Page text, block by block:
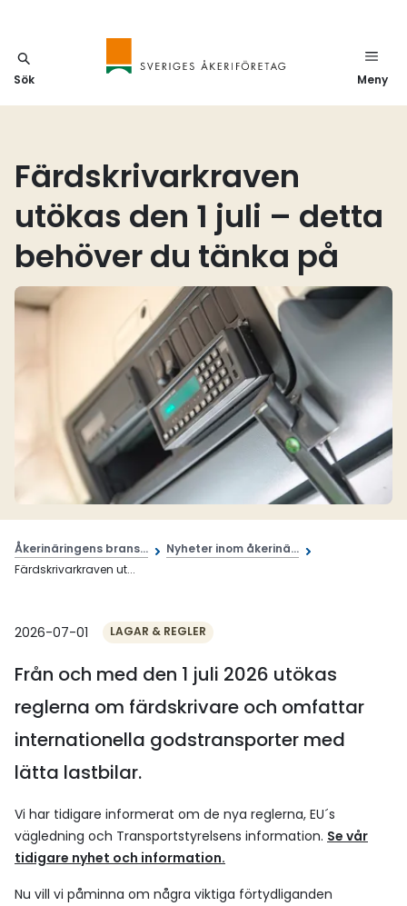
Sök Meny
Färdskrivarkraven
utökas den 1 juli – detta
behöver du tänka på
Åkerinäringens brans...
Nyheter inom åkerinä...
Färdskrivarkraven ut...
2026-07-01 LAGAR & REGLER
Från och med den 1 juli 2026 utökas
reglerna om färdskrivare och omfattar
internationella godstransporter med
lätta lastbilar.
Vi har tidigare informerat om de nya reglerna, EU´s
vägledning och Transportstyrelsens information. Se vår
tidigare nyhet och information.
Nu vill vi påminna om några viktiga förtydliganden